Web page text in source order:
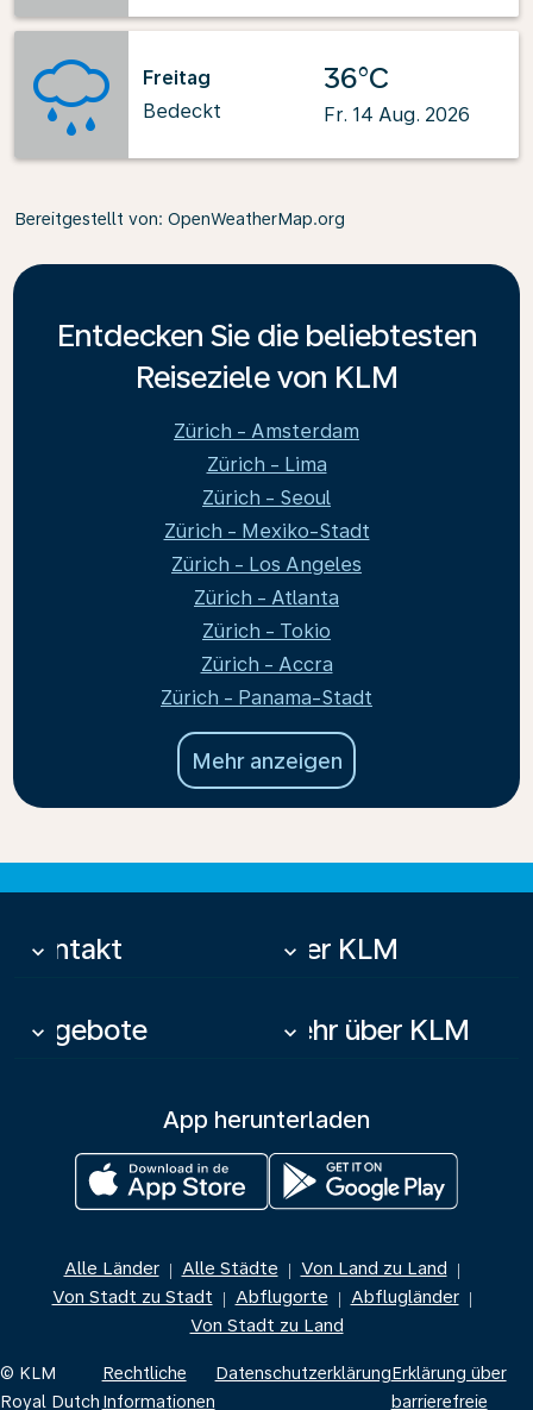
Freitag
Bedeckt
36°C
Fr. 14 Aug. 2026
Bereitgestellt von: OpenWeatherMap.org
Entdecken Sie die beliebtesten
Reiseziele von KLM
Zürich - Amsterdam
Zürich - Lima
Zürich - Seoul
Zürich - Mexiko-Stadt
Zürich - Los Angeles
Zürich - Atlanta
Zürich - Tokio
Zürich - Accra
Zürich - Panama-Stadt
Mehr anzeigen
Kontakt
keyboard_arrow_down Über KLM
keyboard_arrow_down
Angebote
keyboard_arrow_down Mehr über KLM
keyboard_arrow_down
App herunterladen
Alle Länder | Alle Städte | Von Land zu Land |
Von Stadt zu Stadt | Abflugorte | Abflugländer |
Von Stadt zu Land
© KLM
Royal Dutch
Rechtliche
Informationen
DatenschutzerklärungErklärung über
barrierefreie